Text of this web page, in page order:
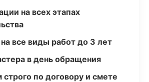
на всех этапах
на все виды работ до 3 лет
в день обращения
строго по договору и смете